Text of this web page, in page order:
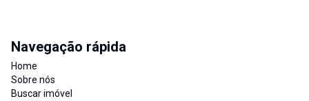
Navegação rápida
Home
Sobre nós
Buscar imóvel